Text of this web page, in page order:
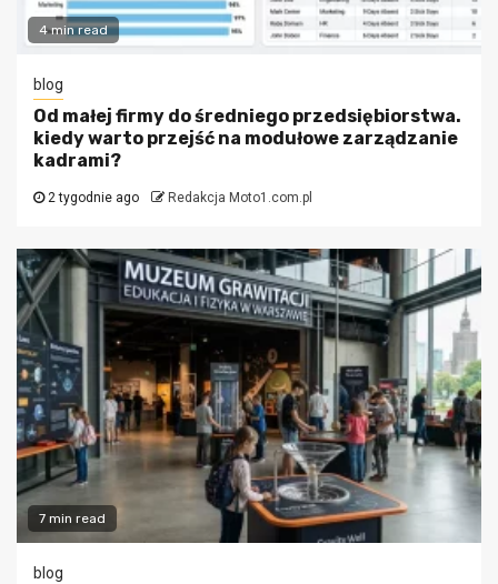
4 min read
blog
Od małej firmy do średniego przedsiębiorstwa.
kiedy warto przejść na modułowe zarządzanie
kadrami?
2 tygodnie ago Redakcja Moto1.com.pl
7 min read
blog